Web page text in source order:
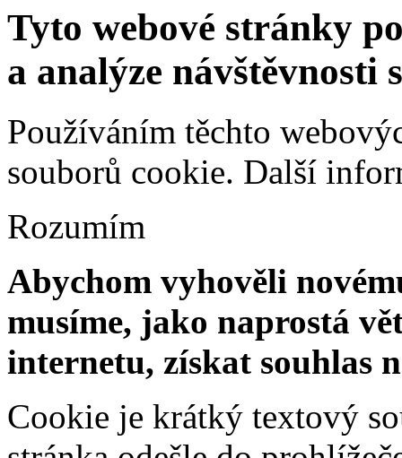
Tyto webové stránky
a analýze návštěvnosti
Používáním těchto
souborů cookie. Další
Rozumím
Abychom vyhověli
musíme, jako naprostá
internetu, získat souhlas
Cookie je krátký textový